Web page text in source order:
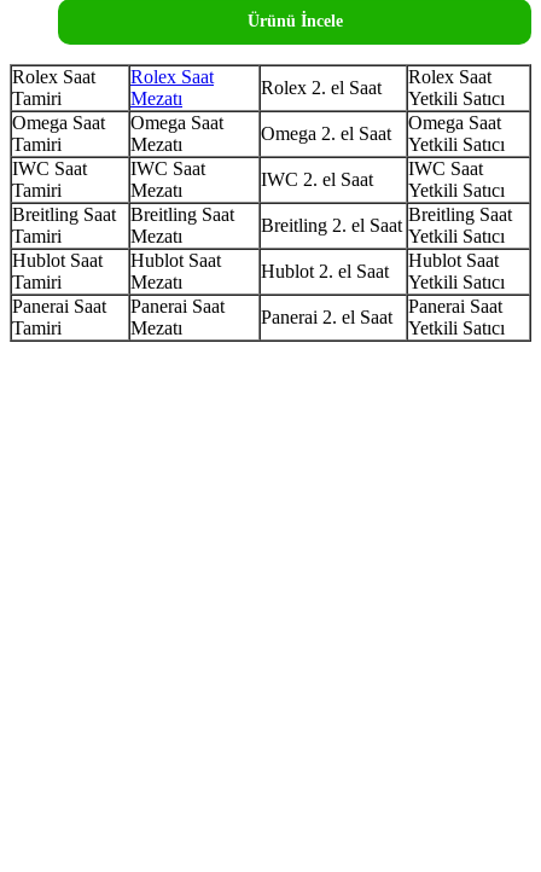
Ürünü İncele
Rolex Saat
Tamiri
Rolex Saat
Mezatı
Rolex 2. el Saat
Rolex Saat
Yetkili Satıcı
Omega Saat
Tamiri
Omega Saat
Mezatı
Omega 2. el Saat
Omega Saat
Yetkili Satıcı
IWC Saat
Tamiri
IWC Saat
Mezatı
IWC 2. el Saat
IWC Saat
Yetkili Satıcı
Breitling Saat
Tamiri
Breitling Saat
Mezatı
Breitling 2. el Saat
Breitling Saat
Yetkili Satıcı
Hublot Saat
Tamiri
Hublot Saat
Mezatı
Hublot 2. el Saat
Hublot Saat
Yetkili Satıcı
Panerai Saat
Tamiri
Panerai Saat
Mezatı
Panerai 2. el Saat
Panerai Saat
Yetkili Satıcı